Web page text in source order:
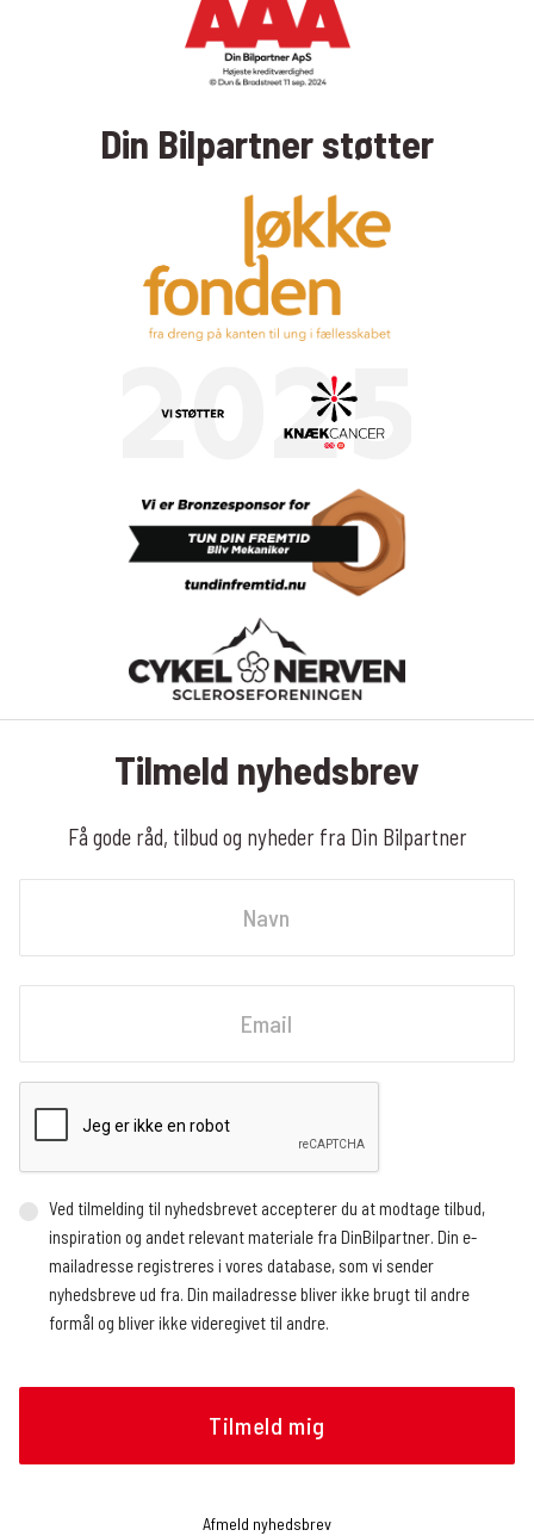
Din Bilpartner støtter
Tilmeld nyhedsbrev
Få gode råd, tilbud og nyheder fra Din Bilpartner
Ved tilmelding til nyhedsbrevet accepterer du at modtage tilbud,
inspiration og andet relevant materiale fra DinBilpartner. Din e-
mailadresse registreres i vores database, som vi sender
nyhedsbreve ud fra. Din mailadresse bliver ikke brugt til andre
formål og bliver ikke videregivet til andre.
og tidspunkt), og hvilke links der klikkes på, om det gøres fra en
mobilenhed eller en browser, og operativsystem. Vi modtager
analysere, hvilke artikler nyhedslæserne klikker sig videre til.
Afmeld nyhedsbrev